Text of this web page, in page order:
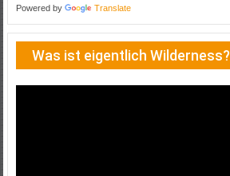
Powered by Translate
Was ist eigentlich Wilderness?